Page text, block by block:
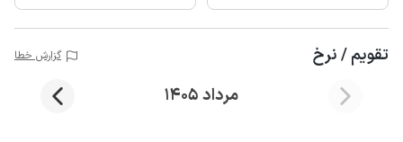
تقویم / نرخ گزارش خطا
مرداد 1405